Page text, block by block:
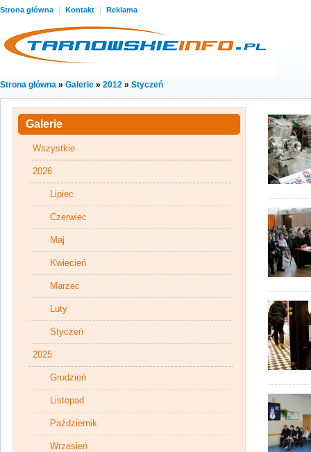
Strona główna | Kontakt | Reklama
Strona główna » Galerie » 2012 » Styczeń
Galerie
Wszystkie
2026
Lipiec
Czerwiec
Maj
Kwiecień
Marzec
Luty
Styczeń
2025
Grudzień
Listopad
Październik
Wrzesień